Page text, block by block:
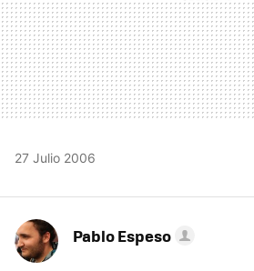
27 Julio 2006
Pablo Espeso